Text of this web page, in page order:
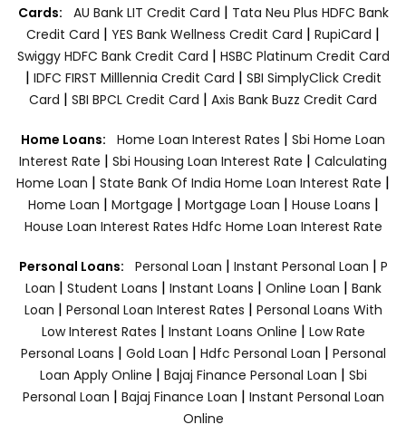
Cards: AU Bank LIT Credit Card | Tata Neu Plus HDFC Bank
Credit Card | YES Bank Wellness Credit Card | RupiCard |
Swiggy HDFC Bank Credit Card | HSBC Platinum Credit Card
| IDFC FIRST Milllennia Credit Card | SBI SimplyClick Credit
Card | SBI BPCL Credit Card | Axis Bank Buzz Credit Card
Home Loans: Home Loan Interest Rates | Sbi Home Loan
Interest Rate | Sbi Housing Loan Interest Rate | Calculating
Home Loan | State Bank Of India Home Loan Interest Rate |
Home Loan | Mortgage | Mortgage Loan | House Loans |
House Loan Interest Rates Hdfc Home Loan Interest Rate
Personal Loans: Personal Loan | Instant Personal Loan | P
Loan | Student Loans | Instant Loans | Online Loan | Bank
Loan | Personal Loan Interest Rates | Personal Loans With
Low Interest Rates | Instant Loans Online | Low Rate
Personal Loans | Gold Loan | Hdfc Personal Loan | Personal
Loan Apply Online | Bajaj Finance Personal Loan | Sbi
Personal Loan | Bajaj Finance Loan | Instant Personal Loan
Online